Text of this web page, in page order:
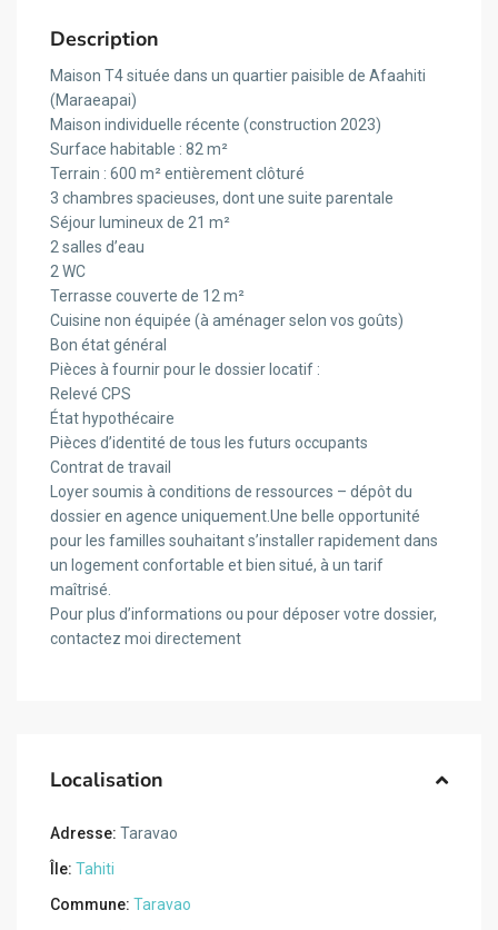
Description
Maison T4 située dans un quartier paisible de Afaahiti
(Maraeapai)
Maison individuelle récente (construction 2023)
Surface habitable : 82 m²
Terrain : 600 m² entièrement clôturé
3 chambres spacieuses, dont une suite parentale
Séjour lumineux de 21 m²
2 salles d’eau
2 WC
Terrasse couverte de 12 m²
Cuisine non équipée (à aménager selon vos goûts)
Bon état général
Pièces à fournir pour le dossier locatif :
Relevé CPS
État hypothécaire
Pièces d’identité de tous les futurs occupants
Contrat de travail
Loyer soumis à conditions de ressources – dépôt du
dossier en agence uniquement.Une belle opportunité
pour les familles souhaitant s’installer rapidement dans
un logement confortable et bien situé, à un tarif
maîtrisé.
Pour plus d’informations ou pour déposer votre dossier,
contactez moi directement
Localisation
Adresse: Taravao
Île: Tahiti
Commune: Taravao